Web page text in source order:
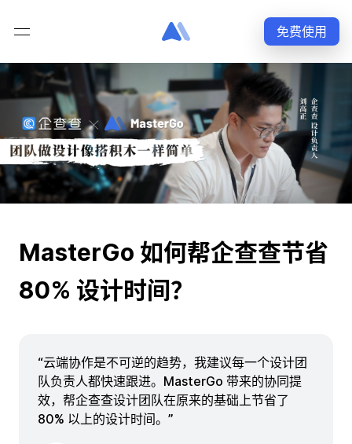
免费使用
MasterGo 如何帮企查查节省
80% 设计时间？
“云端协作是不可逆的趋势，我建议每一个设计团
队负责人都快速跟进。MasterGo 带来的协同提
效，帮企查查设计团队在原来的基础上节省了
80% 以上的设计时间。”